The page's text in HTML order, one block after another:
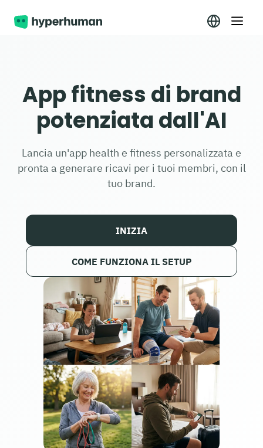
App fitness di brand
potenziata dall'AI
Lancia un'app health e fitness personalizzata e
pronta a generare ricavi per i tuoi membri, con il
tuo brand.
INIZIA
COME FUNZIONA IL SETUP